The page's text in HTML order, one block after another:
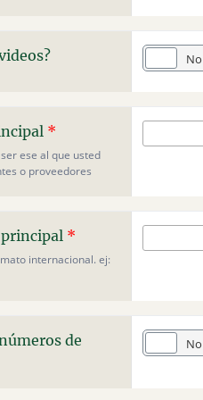
No
*
ese al que usted
o proveedores
*
internacional. ej:
de
No